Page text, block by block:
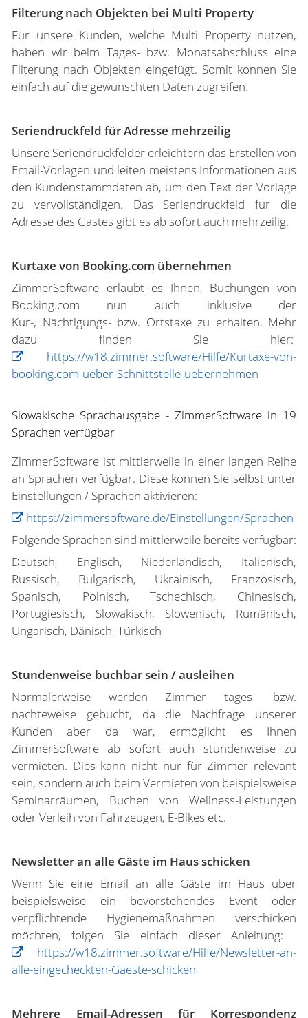
Filterung nach Objekten bei Multi Property
Für unsere Kunden, welche Multi Property nutzen,
haben wir beim Tages- bzw. Monatsabschluss eine
Filterung nach Objekten eingefügt. Somit können Sie
einfach auf die gewünschten Daten zugreifen.
Seriendruckfeld für Adresse mehrzeilig
Unsere Seriendruckfelder erleichtern das Erstellen von
Email-Vorlagen und leiten meistens Informationen aus
den Kundenstammdaten ab, um den Text der Vorlage
zu vervollständigen. Das Seriendruckfeld für die
Adresse des Gastes gibt es ab sofort auch mehrzeilig.
Kurtaxe von Booking.com übernehmen
ZimmerSoftware erlaubt es Ihnen, Buchungen von
Booking.com nun auch inklusive der
Kur-, Nächtigungs- bzw. Ortstaxe zu erhalten. Mehr
dazu finden Sie hier:
https://w18.zimmer.software/Hilfe/Kurtaxe-von-
booking.com-ueber-Schnittstelle-uebernehmen
Slowakische Sprachausgabe - ZimmerSoftware in 19
Sprachen verfügbar
ZimmerSoftware ist mittlerweile in einer langen Reihe
an Sprachen verfügbar. Diese können Sie selbst unter
Einstellungen / Sprachen aktivieren:
https://zimmersoftware.de/Einstellungen/Sprachen
Folgende Sprachen sind mittlerweile bereits verfügbar:
Deutsch, Englisch, Niederländisch, Italienisch,
Russisch, Bulgarisch, Ukrainisch, Französisch,
Spanisch, Polnisch, Tschechisch, Chinesisch,
Portugiesisch, Slowakisch, Slowenisch, Rumänisch,
Ungarisch, Dänisch, Türkisch
Stundenweise buchbar sein / ausleihen
Normalerweise werden Zimmer tages- bzw.
nächteweise gebucht, da die Nachfrage unserer
Kunden aber da war, ermöglicht es Ihnen
ZimmerSoftware ab sofort auch stundenweise zu
vermieten. Dies kann nicht nur für Zimmer relevant
sein, sondern auch beim Vermieten von beispielsweise
Seminarräumen, Buchen von Wellness-Leistungen
oder Verleih von Fahrzeugen, E-Bikes etc.
Newsletter an alle Gäste im Haus schicken
Wenn Sie eine Email an alle Gäste im Haus über
beispielsweise ein bevorstehendes Event oder
verpflichtende Hygienemaßnahmen verschicken
möchten, folgen Sie einfach dieser Anleitung:
https://w18.zimmer.software/Hilfe/Newsletter-an-
alle-eingecheckten-Gaeste-schicken
Mehrere Email-Adressen für Korrespondenz